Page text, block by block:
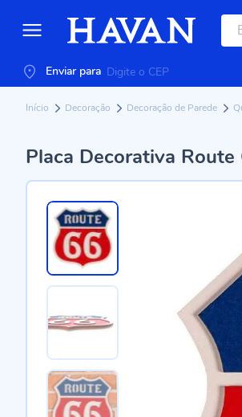
Enviar para
Início Decoração Decoração de Parede
Placa Decorativa